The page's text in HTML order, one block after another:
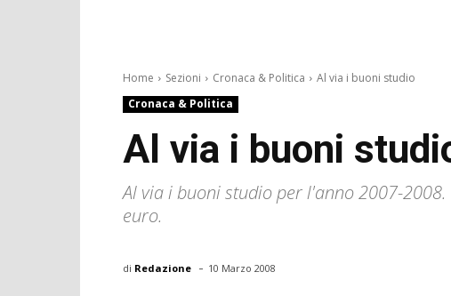
Home Sezioni Cronaca & Politica
Al via i buoni studio
Cronaca & Politica
Al via i buoni
Al via i buoni studio per l'anno 2007-
euro.
di Redazione - 10 Marzo 2008